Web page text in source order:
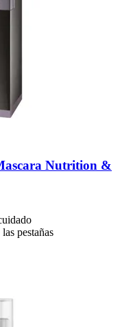
Nutrition &
pestañas